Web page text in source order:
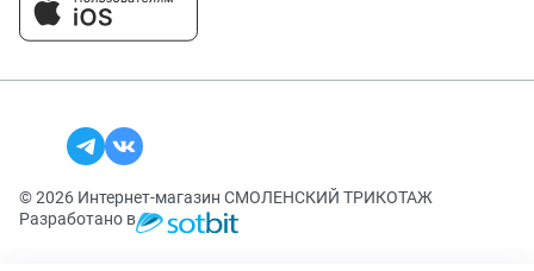
© 2026 Интернет-магазин СМОЛЕНСКИЙ ТРИКОТАЖ
Разработано в